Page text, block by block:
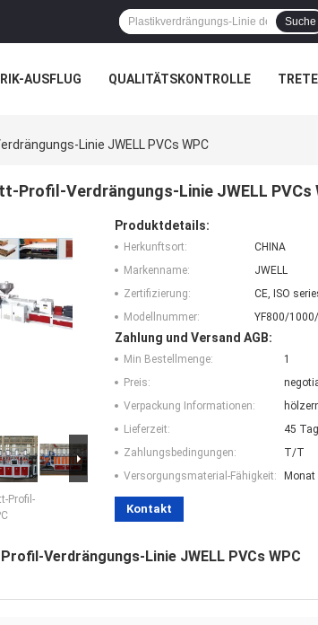
Suche
AUSFLUG QUALITÄTSKONTROLLE
Linie JWELL PVCs WPC
Profil-Verdrängungs-Linie JWELL PVCs
Profil-
Produktdetails:
Herkunftsort:
CHINA
Markenname:
JWELL
Zertifizierung:
CE, ISO
Modellnummer:
YF800/
Zahlung und Versand AGB:
Min Bestellmenge:
1
Preis:
Verpackung Informationen:
Lieferzeit:
45
Zahlungsbedingungen:
T/T
Versorgungsmaterial-Fähigkeit:
Kontakt
Verdrängungs-Linie JWELL PVCs WPC